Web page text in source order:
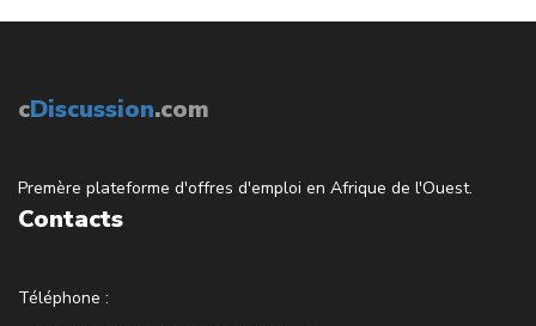
cDiscussion.com
Premère plateforme d'offres d'emploi en Afrique de l'Ouest.
Contacts
Téléphone :